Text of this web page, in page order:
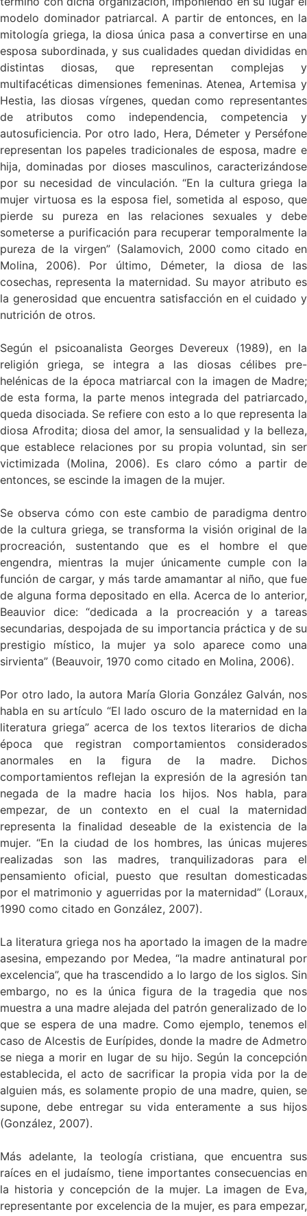
modelo dominador patriarcal. A partir de entonces, en la
mitología griega, la diosa única pasa a convertirse en una
esposa subordinada, y sus cualidades quedan divididas en
distintas diosas, que representan complejas y
multifacéticas dimensiones femeninas. Atenea, Artemisa y
Hestia, las diosas vírgenes, quedan como representantes
de atributos como independencia, competencia y
autosuficiencia. Por otro lado, Hera, Démeter y Perséfone
representan los papeles tradicionales de esposa, madre e
hija, dominadas por dioses masculinos, caracterizándose
por su necesidad de vinculación. “En la cultura griega la
mujer virtuosa es la esposa fiel, sometida al esposo, que
pierde su pureza en las relaciones sexuales y debe
someterse a purificación para recuperar temporalmente la
pureza de la virgen” (Salamovich, 2000 como citado en
Molina, 2006). Por último, Démeter, la diosa de las
cosechas, representa la maternidad. Su mayor atributo es
la generosidad que encuentra satisfacción en el cuidado y
nutrición de otros.
Según el psicoanalista Georges Devereux (1989), en la
religión griega, se integra a las diosas célibes pre-
helénicas de la época matriarcal con la imagen de Madre;
de esta forma, la parte menos integrada del patriarcado,
queda disociada. Se refiere con esto a lo que representa la
diosa Afrodita; diosa del amor, la sensualidad y la belleza,
que establece relaciones por su propia voluntad, sin ser
victimizada (Molina, 2006). Es claro cómo a partir de
entonces, se escinde la imagen de la mujer.
Se observa cómo con este cambio de paradigma dentro
de la cultura griega, se transforma la visión original de la
procreación, sustentando que es el hombre el que
engendra, mientras la mujer únicamente cumple con la
función de cargar, y más tarde amamantar al niño, que fue
de alguna forma depositado en ella. Acerca de lo anterior,
Beauvior dice: “dedicada a la procreación y a tareas
secundarias, despojada de su importancia práctica y de su
prestigio místico, la mujer ya solo aparece como una
sirvienta” (Beauvoir, 1970 como citado en Molina, 2006).
Por otro lado, la autora María Gloria González Galván, nos
habla en su artículo “El lado oscuro de la maternidad en la
literatura griega” acerca de los textos literarios de dicha
época que registran comportamientos considerados
anormales en la figura de la madre. Dichos
comportamientos reflejan la expresión de la agresión tan
negada de la madre hacia los hijos. Nos habla, para
empezar, de un contexto en el cual la maternidad
representa la finalidad deseable de la existencia de la
mujer. “En la ciudad de los hombres, las únicas mujeres
realizadas son las madres, tranquilizadoras para el
pensamiento oficial, puesto que resultan domesticadas
por el matrimonio y aguerridas por la maternidad” (Loraux,
1990 como citado en González, 2007).
La literatura griega nos ha aportado la imagen de la madre
asesina, empezando por Medea, “la madre antinatural por
excelencia”, que ha trascendido a lo largo de los siglos. Sin
embargo, no es la única figura de la tragedia que nos
muestra a una madre alejada del patrón generalizado de lo
que se espera de una madre. Como ejemplo, tenemos el
caso de Alcestis de Eurípides, donde la madre de Admetro
se niega a morir en lugar de su hijo. Según la concepción
establecida, el acto de sacrificar la propia vida por la de
alguien más, es solamente propio de una madre, quien, se
supone, debe entregar su vida enteramente a sus hijos
(González, 2007).
Más adelante, la teología cristiana, que encuentra sus
raíces en el judaísmo, tiene importantes consecuencias en
la historia y concepción de la mujer. La imagen de Eva,
representante por excelencia de la mujer, es para empezar,